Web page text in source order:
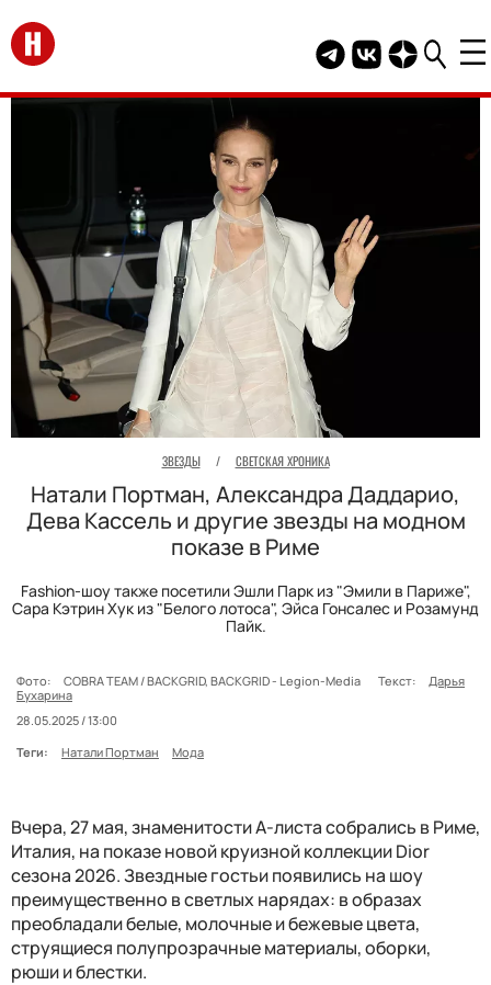
Перейти на главную
Telegram канал
Группа HELLO
Канал
ЗВЕЗДЫ / СВЕТСКАЯ ХРОНИКА
Натали Портман, Александра Даддарио,
Дева Кассель и другие звезды на модном
показе в Риме
Fashion-шоу также посетили Эшли Парк из "Эмили в Париже",
Сара Кэтрин Хук из "Белого лотоса", Эйса Гонсалес и Розамунд
Пайк.
Фото: COBRA TEAM / BACKGRID, BACKGRID - Legion-Media Текст:
Дарья
Бухарина
28.05.2025 / 13:00
Теги:
Натали Портман Мода
Вчера, 27 мая, знаменитости А-листа собрались в Риме,
Италия, на показе новой круизной коллекции Dior
сезона 2026. Звездные гостьи появились на шоу
преимущественно в светлых нарядах: в образах
преобладали белые, молочные и бежевые цвета,
струящиеся полупрозрачные материалы, оборки,
рюши и блестки.